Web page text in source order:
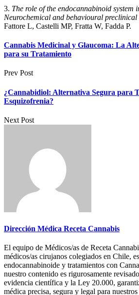
3. The role of the endocannabinoid system
Neurochemical and behavioural preclinical
Fattore L, Castelli MP, Fratta W, Fadda P.
Cannabis Medicinal y Glaucoma: La
para su Tratamiento
Prev Post
¿Cannabidiol: Alternativa Segura para
Esquizofrenia?
Next Post
Dirección Médica Receta Cannabis
El equipo de Médicos/as de Receta
médicos/as cirujanos colegiados en Chile,
endocannabinoide y tratamientos con
nuestro contenido es rigurosamente
evidencia científica y la Ley 20.000,
médica precisa, segura y legal para nuestros